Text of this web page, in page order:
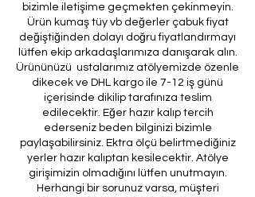
bizimle iletişime geçmekten çekinmeyin.
Ürün kumaş tüy vb değerler çabuk fiyat
değiştiğinden dolayı doğru fiyatlandırmayı
lütfen ekip arkadaşlarımıza danışarak alın.
Ürününüzü ustalarımız atölyemizde özenle
dikecek ve DHL kargo ile 7-12 iş günü
içerisinde dikilip tarafınıza teslim
edilecektir. Eğer hazır kalıp tercih
ederseniz beden bilginizi bizimle
paylaşabilirsiniz. Ektra ölçü belirtmediğiniz
yerler hazır kalıptan kesilecektir. Atölye
girişimizin olmadığını lütfen unutmayın.
Herhangi bir sorunuz varsa, müşteri